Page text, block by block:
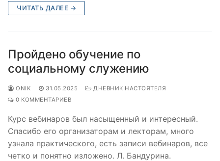
ЧИТАТЬ ДАЛЕЕ →
Пройдено обучение по
социальному служению
ONIK 31.05.2025
ДНЕВНИК НАСТОЯТЕЛЯ
0 КОММЕНТАРИЕВ
Курс вебинаров был насыщенный и интересный.
Спасибо его организаторам и лекторам, много
узнала практического, есть записи вебинаров, все
четко и понятно изложено. Л. Бандурина.